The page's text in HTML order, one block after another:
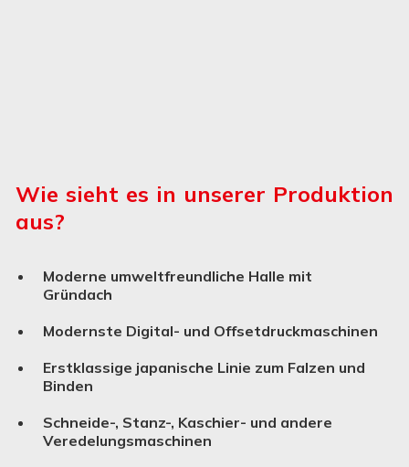
Wie sieht es in unserer Produktion
aus?
Moderne umweltfreundliche Halle mit
Gründach
Modernste Digital- und Offsetdruckmaschinen
Erstklassige japanische Linie zum Falzen und
Binden
Schneide-, Stanz-, Kaschier- und andere
Verede­lungs­ma­schinen